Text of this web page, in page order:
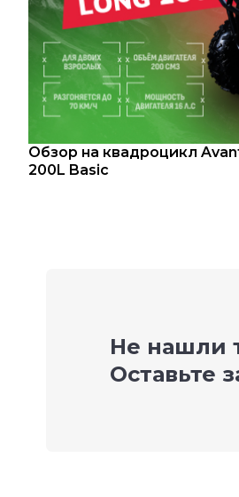
Обзор на квадроцикл
200L Basic
Не нашли
Оставьте